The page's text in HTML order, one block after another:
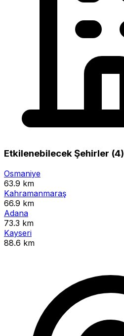
Etkilenebilecek Şehirler (4)
Osmaniye
63.9 km
Kahramanmaraş
66.9 km
Adana
73.3 km
Kayseri
88.6 km